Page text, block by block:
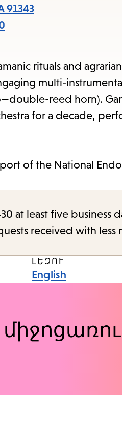
91343
rituals and
multi-
reed horn).
for a decade,
of the National
at least five business
received with less
ԼԵԶՈՒ
English